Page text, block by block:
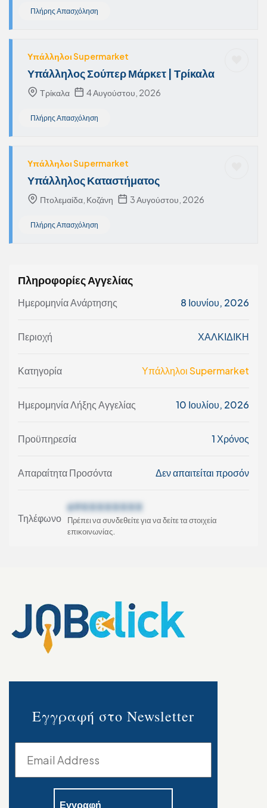
Πλήρης Απασχόληση
Υπάλληλοι Supermarket
Υπάλληλος Σούπερ Μάρκετ | Τρίκαλα
Τρίκαλα 4 Αυγούστου, 2026
Πλήρης Απασχόληση
Υπάλληλοι Supermarket
Υπάλληλος Καταστήματος
Πτολεμαίδα, Κοζάνη 3 Αυγούστου, 2026
Πλήρης Απασχόληση
Πληροφορίες Αγγελίας
Ημερομηνία Ανάρτησης 8 Ιουνίου, 2026
Περιοχή ΧΑΛΚΙΔΙΚΗ
Κατηγορία Υπάλληλοι Supermarket
Ημερομηνία Λήξης Αγγελίας 10 Ιουλίου, 2026
Προϋπηρεσία 1 Χρόνος
Απαραίτητα Προσόντα Δεν απαιτείται προσόν
Τηλέφωνο
69XXXXXXXX
Πρέπει να συνδεθείτε για να δείτε τα στοιχεία
επικοινωνίας.
Εγγραφή στο Newsletter